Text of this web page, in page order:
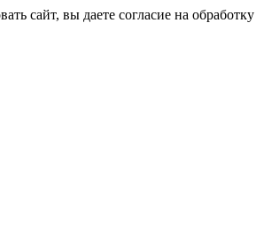
сайт, вы даете согласие на обработку